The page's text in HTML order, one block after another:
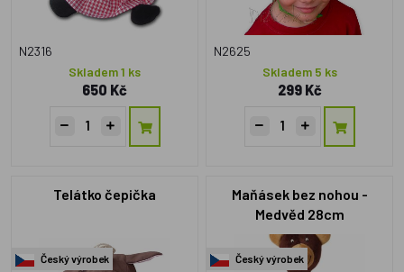
N2316
Skladem 1 ks
650 Kč
N2625
Skladem 5 ks
299 Kč
Telátko čepička
Český výrobek
Maňásek bez nohou -
Medvěd 28cm
Český výrobek